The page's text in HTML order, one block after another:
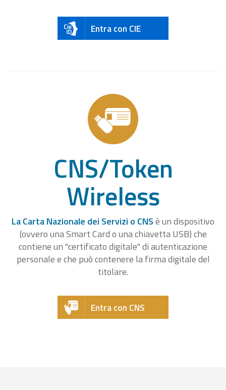
Entra con CIE
CNS/Token
Wireless
La Carta Nazionale dei Servizi o CNSè un dispositivo
(ovvero una Smart Card o una chiavetta USB) che
contiene un "certificato digitale" di autenticazione
personale e che può contenere la firma digitale del
titolare.
Entra con CNS